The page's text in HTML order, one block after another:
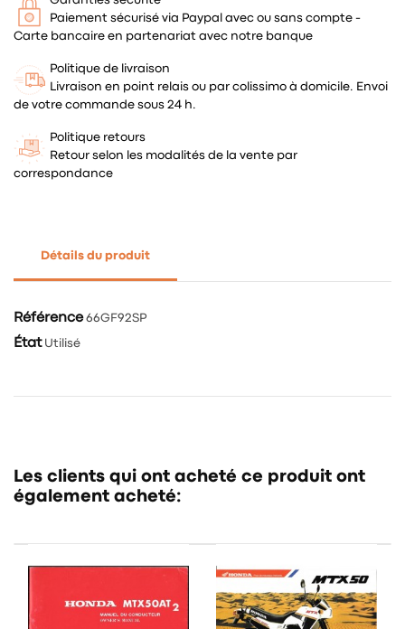
Paiement sécurisé via Paypal avec ou sans compte -
Carte bancaire en partenariat avec notre banque
Politique de livraison
Livraison en point relais ou par colissimo à domicile. Envoi
de votre commande sous 24 h.
Politique retours
Retour selon les modalités de la vente par
correspondance
Détails du produit
Référence 66GF92SP
État Utilisé
Les clients qui ont acheté ce produit ont
également acheté: